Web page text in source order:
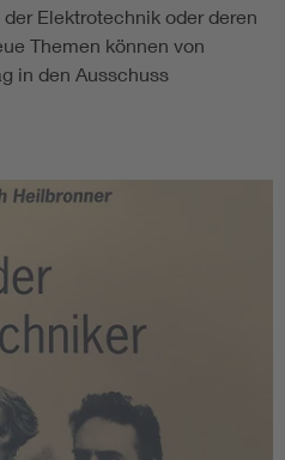
Elektrotechnik oder deren
Themen können von
in den Ausschuss